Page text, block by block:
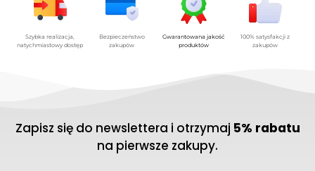
Szybka realizacja,
natychmiastowy dostęp
Bezpieczeństwo
zakupów
Gwarantowana jakość
produktów
100% satysfakcji z
zakupów
Zapisz się do newslettera i otrzymaj 5% rabatu
na pierwsze zakupy.